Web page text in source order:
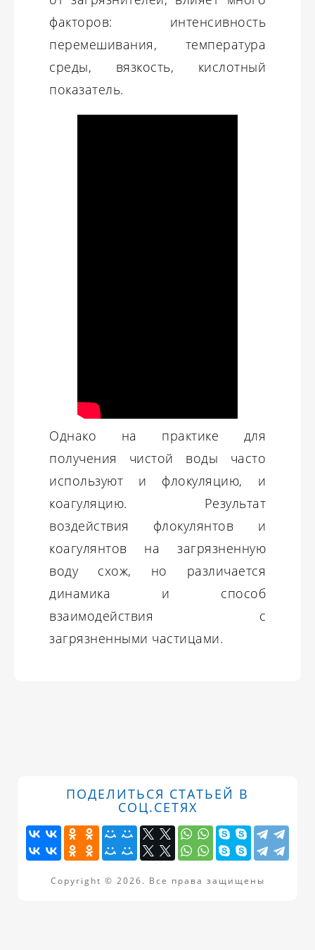
факторов: интенсивность
перемешивания, температура
среды, вязкость, кислотный
показатель.
Однако на практике для
получения чистой воды часто
используют и флокуляцию, и
коагуляцию. Результат
воздействия флокулянтов и
коагулянтов на загрязненную
воду схож, но различается
динамика и способ
взаимодействия с
загрязненными частицами.
ПОДЕЛИТЬСЯ СТАТЬЕЙ В
СОЦ.СЕТЯХ
Copyright © 2026. Все права защищены